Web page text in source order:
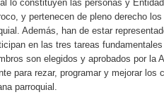
lo constituyen las personas y
y pertenecen de pleno derecho
Además, han de estar
en las tres tareas
son elegidos y aprobados por la
para rezar, programar y mejorar
parroquial.